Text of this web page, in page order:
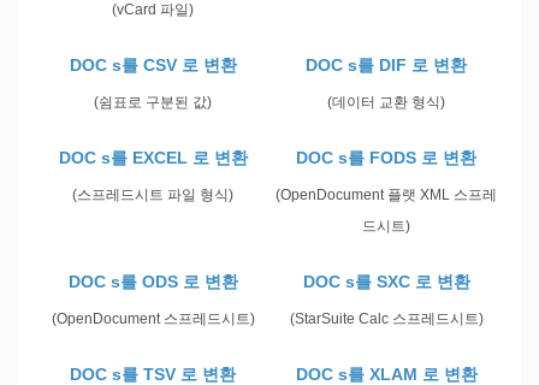
(vCard 파일)
DOC s를 CSV 로 변환
(쉼표로 구분된 값)
DOC s를 DIF 로 변환
(데이터 교환 형식)
DOC s를 EXCEL 로 변환
(스프레드시트 파일 형식)
DOC s를 FODS 로 변환
(OpenDocument 플랫 XML 스프레
드시트)
DOC s를 ODS 로 변환
(OpenDocument 스프레드시트)
DOC s를 SXC 로 변환
(StarSuite Calc 스프레드시트)
DOC s를 TSV 로 변환 DOC s를 XLAM 로 변환